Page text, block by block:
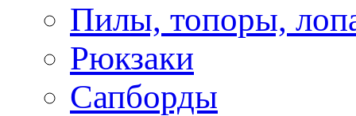
Пилы, топоры,
Рюкзаки
Сапборды